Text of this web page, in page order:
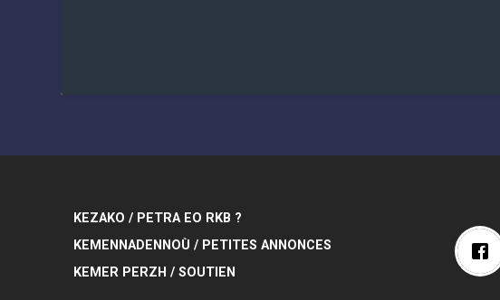
KEZAKO / PETRA EO RKB ?
KEMENNADENNOÙ / PETITES ANNONCES
KEMER PERZH / SOUTIEN